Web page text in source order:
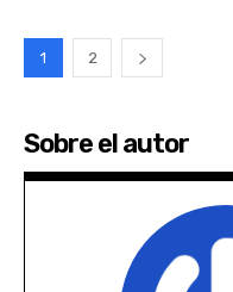
1 2
Sobre el autor